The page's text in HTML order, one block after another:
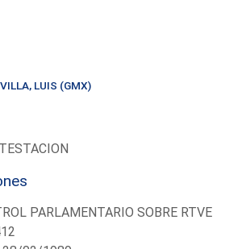
LUIS (GMX)
PARLAMENTARIO SOBRE RTVE